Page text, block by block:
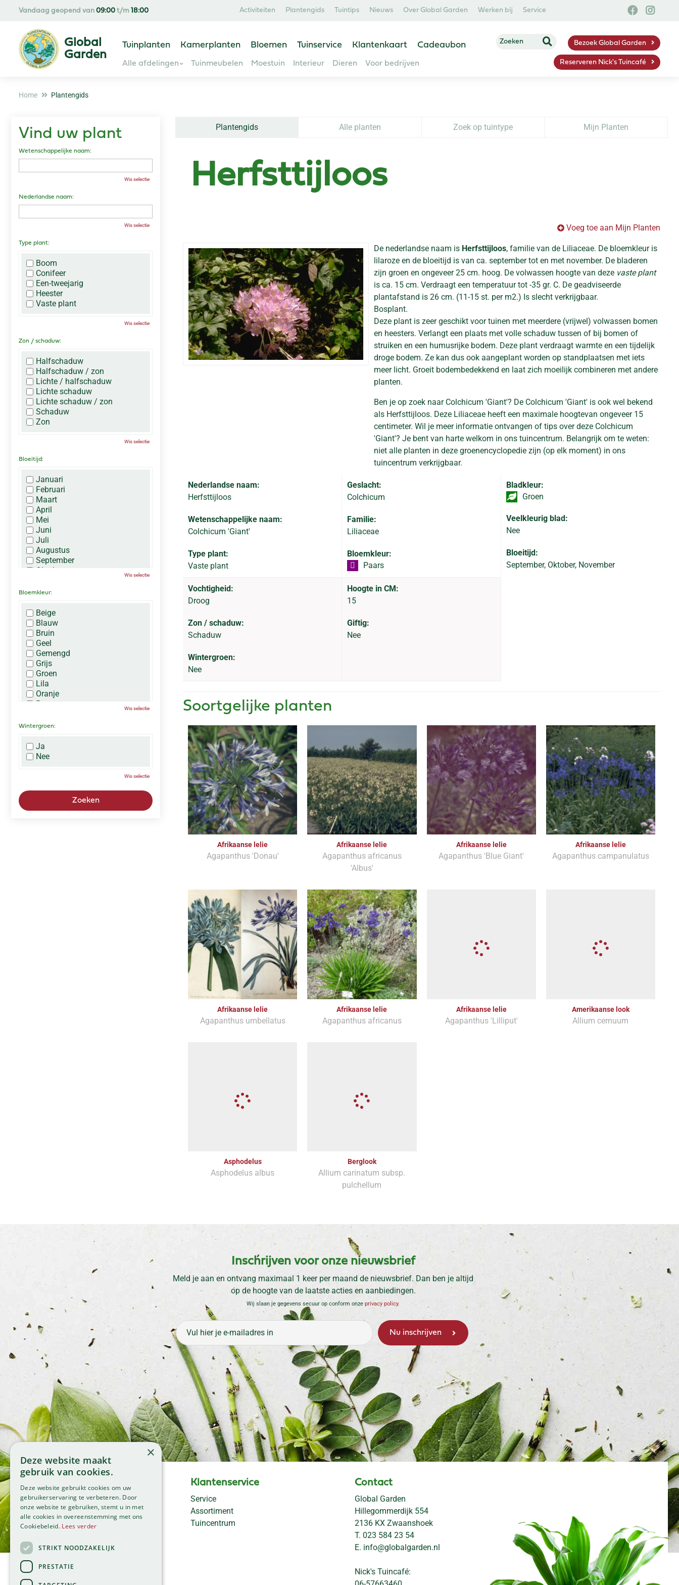
Home Plantengids
Vandaag geopend van 09:00 t/m 18:00 Activiteiten Plantengids Tuintips Nieuws Over Global Garden Werken bij Service
Tuinplanten Kamerplanten Bloemen Tuinservice Klantenkaart Cadeaubon
Alle afdelingen Tuinmeubelen Moestuin Interieur Dieren Voor bedrijven
Bezoek Global Garden
Reserveren Nick's Tuincafé
Plantengids Alle planten Zoek op tuintype Mijn Planten
Herfsttijloos
Voeg toe aan Mijn Planten
De nederlandse naam is Herfsttijloos, familie van de Liliaceae. De bloemkleur is
lilaroze en de bloeitijd is van ca. september tot en met november. De bladeren
zijn groen en ongeveer 25 cm. hoog. De volwassen hoogte van deze vaste plant
is ca. 15 cm. Verdraagt een temperatuur tot -35 gr. C. De geadviseerde
plantafstand is 26 cm. (11-15 st. per m2.) Is slecht verkrijgbaar.
Bosplant.
Deze plant is zeer geschikt voor tuinen met meerdere (vrijwel) volwassen bomen
en heesters. Verlangt een plaats met volle schaduw tussen of bij bomen of
struiken en een humusrijke bodem. Deze plant verdraagt warmte en een tijdelijk
droge bodem. Ze kan dus ook aangeplant worden op standplaatsen met iets
meer licht. Groeit bodembedekkend en laat zich moeilijk combineren met andere
planten.
Ben je op zoek naar Colchicum 'Giant'? De Colchicum 'Giant' is ook wel bekend
als Herfsttijloos. Deze Liliaceae heeft een maximale hoogtevan ongeveer 15
centimeter. Wil je meer informatie ontvangen of tips over deze Colchicum
'Giant'? Je bent van harte welkom in ons tuincentrum. Belangrijk om te weten:
niet alle planten in deze groenencyclopedie zijn (op elk moment) in ons
tuincentrum verkrijgbaar.
Nederlandse naam:
Herfsttijloos
Wetenschappelijke naam:
Colchicum 'Giant'
Type plant:
Vaste plant
Geslacht:
Colchicum
Familie:
Liliaceae
Bloemkleur:
Paars
Bladkleur:
Groen
Veelkleurig blad:
Nee
Bloeitijd:
September, Oktober, November
Vochtigheid:
Droog
Zon / schaduw:
Schaduw
Wintergroen:
Nee
Hoogte in CM:
15
Giftig:
Nee
Soortgelijke planten
Afrikaanse lelie
Agapanthus 'Donau'
Afrikaanse lelie
Agapanthus africanus
'Albus'
Afrikaanse lelie
Agapanthus 'Blue Giant'
Afrikaanse lelie
Agapanthus campanulatus
Afrikaanse lelie
Agapanthus umbellatus
Afrikaanse lelie
Agapanthus africanus
Afrikaanse lelie
Agapanthus 'Lilliput'
Amerikaanse look
Allium cernuum
Asphodelus
Asphodelus albus
Berglook
Allium carinatum subsp.
pulchellum
Inschrijven voor onze nieuwsbrief
Meld je aan en ontvang maximaal 1 keer per maand de nieuwsbrief. Dan ben je altijd
op de hoogte van de laatste acties en aanbiedingen.
Wij slaan je gegevens secuur op conform onze privacy policy.
Vind uw plant
Wetenschappelijke naam:
Wis selectie
Nederlandse naam:
Wis selectie
Type plant:
Boom
Conifeer
Een-tweejarig
Heester
Vaste plant
Wis selectie
Zon / schaduw:
Halfschaduw
Halfschaduw / zon
Lichte / halfschaduw
Lichte schaduw
Lichte schaduw / zon
Schaduw
Zon
Wis selectie
Bloeitijd:
Januari
Februari
Maart
April
Mei
Juni
Juli
Augustus
September
Oktober
December
Wis selectie
Bloemkleur:
Beige
Blauw
Bruin
Geel
Gemengd
Grijs
Groen
Lila
Oranje
Paars
Roze
Zwart
Wis selectie
Wintergroen:
Ja
Nee
Wis selectie
Maandag
09:00 - 18:00
Dinsdag
09:00 - 18:00
Woensdag
09:00 - 18:00
Vrijdag
09:00 - 18:00
Zondag
Klantenservice
Service
Assortiment
Tuincentrum
Contact
Global Garden
Hillegommerdijk 554
2136 KX Zwaanshoek
T. 023 584 23 54
E. info@globalgarden.nl
Nick's Tuincafé:
×
Deze website maakt
gebruik van cookies.
Deze website gebruikt cookies om uw
gebruikerservaring te verbeteren. Door
onze website te gebruiken, stemt u in met
alle cookies in overeenstemming met ons
Cookiebeleid. Lees verder
STRIKT NOODZAKELIJK
PRESTATIE